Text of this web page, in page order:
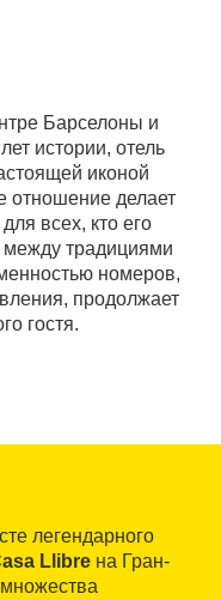
Барселоны и
истории, отель
иконой
отношение делает
всех, кто его
традициями
номеров,
продолжает
гостя.
легендарного
Llibre на Гран-